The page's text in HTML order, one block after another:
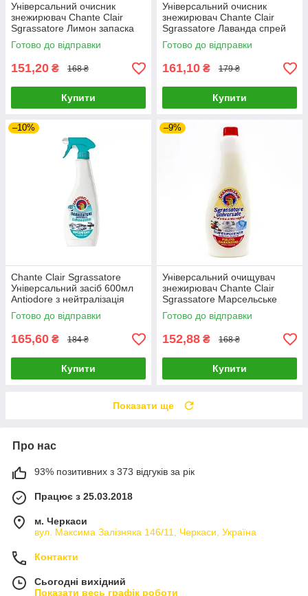
Універсальний очисник
знежирювач Chante Clair
Sgrassatore Лимон запаска
600 мл
Готово до відправки
151,20 ₴ 168 ₴
Купити
Універсальний очисник
знежирювач Chante Clair
Sgrassatore Лаванда спрей
600 мл
Готово до відправки
161,10 ₴ 179 ₴
Купити
–10%
Chante Clair Sgrassatore
Універсальний засіб 600мл
Antiodore з нейтралізація
запахів
Готово до відправки
165,60 ₴ 184 ₴
Купити
–9%
Універсальний очищувач
знежирювач Chante Clair
Sgrassatore Марсельське
мило запаска 600 мл
Готово до відправки
152,88 ₴ 168 ₴
Купити
Показати ще
Про нас
93% позитивних з 373 відгуків за рік
Працює з 25.03.2018
м. Черкаси
вул. Максима Залізняка 146/11, Черкаси, Україна
Контакти
Сьогодні вихідний
Показати весь графік роботи